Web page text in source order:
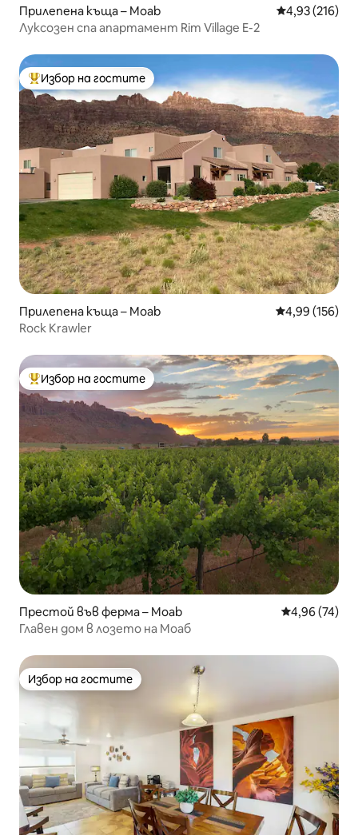
Прилепена къща – Moab Средна
4,93 (216)
Луксозен спа апартамент Rim Village E-2
Най-популярен избор на гостите
Избор на гостите
Прилепена къща – Moab Средна
4,99 (156)
Rock Krawler
Най-популярен избор на гостите
Избор на гостите
Престой във ферма – Moab Средна
4,96 (74)
Главен дом в лозето на Моаб
Избор на гостите
Избор на гостите